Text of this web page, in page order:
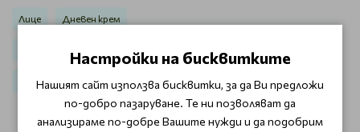
Лице Дневен крем
За чувствителна кожа Germaine De Capuccini So Delicate
Тониращ крем
Настройки на бисквитките
Нашият сайт използва бисквитки, за да Ви предложи
по-добро пазаруване. Те ни позволяват да
анализираме по-добре Вашите нужди и да подобрим